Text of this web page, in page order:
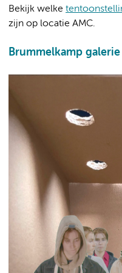
Bekijk welke
zijn op locatie AMC.
Brummelkamp galerie